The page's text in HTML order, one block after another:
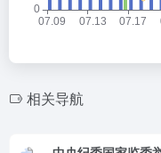
相关导航